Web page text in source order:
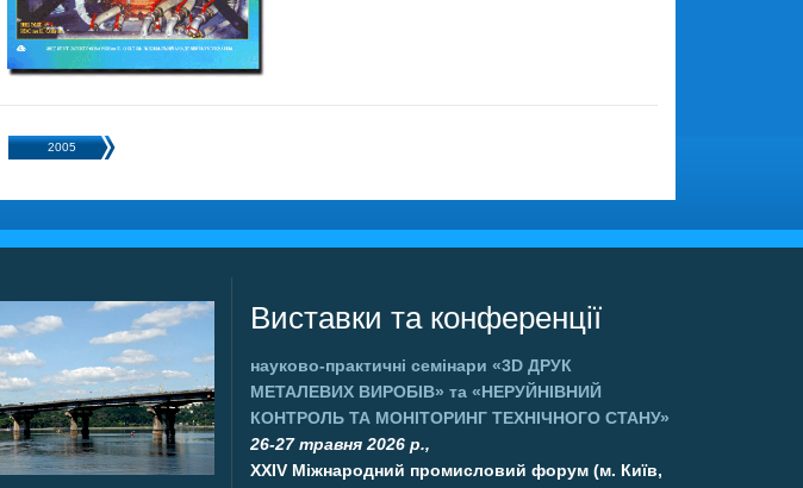
2005
Виставки та конференції
науково-практичні семінари«3D ДРУК
МЕТАЛЕВИХ ВИРОБІВ» та«НЕРУЙНІВНИЙ
КОНТРОЛЬ ТА МОНІТОРИНГ ТЕХНІЧНОГО СТАНУ»
26-27 травня 2026 р.,
XXIV Міжнародний промисловий форум (м. Київ,